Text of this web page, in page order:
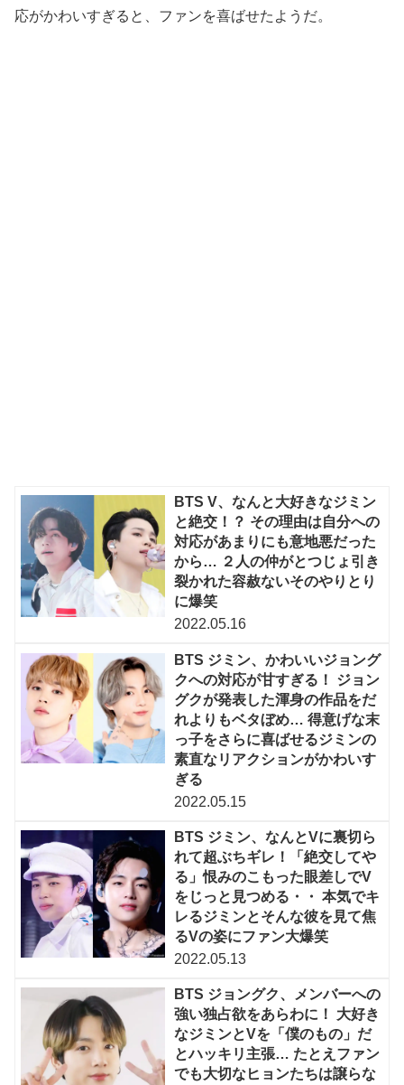
応がかわいすぎると、ファンを喜ばせたようだ。
BTS V、なんと大好きなジミン
と絶交！？ その理由は自分への
対応があまりにも意地悪だった
から… ２人の仲がとつじょ引き
裂かれた容赦ないそのやりとり
に爆笑
2022.05.16
BTS ジミン、かわいいジョング
クへの対応が甘すぎる！ ジョン
グクが発表した渾身の作品をだ
れよりもベタぼめ… 得意げな末
っ子をさらに喜ばせるジミンの
素直なリアクションがかわいす
ぎる
2022.05.15
BTS ジミン、なんとVに裏切ら
れて超ぶちギレ！「絶交してや
る」恨みのこもった眼差しでV
をじっと見つめる・・ 本気でキ
レるジミンとそんな彼を見て焦
るVの姿にファン大爆笑
2022.05.13
BTS ジョングク、メンバーへの
強い独占欲をあらわに！ 大好き
なジミンとVを「僕のもの」だ
とハッキリ主張… たとえファン
でも大切なヒョンたちは譲らな